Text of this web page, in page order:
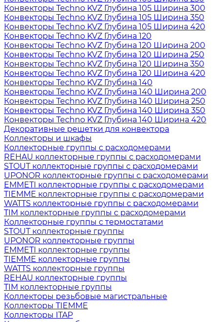
Конвекторы Techno KVZ Глубина 105 Ширина 300
Конвекторы Techno KVZ Глубина 105 Ширина 350
Конвекторы Techno KVZ Глубина 105 Ширина 420
Конвекторы Techno KVZ Глубина 120
Конвекторы Techno KVZ Глубина 120 Ширина 200
Конвекторы Techno KVZ Глубина 120 Ширина 250
Конвекторы Techno KVZ Глубина 120 Ширина 350
Конвекторы Techno KVZ Глубина 120 Ширина 420
Конвекторы Techno KVZ Глубина 140
Конвекторы Techno KVZ Глубина 140 Ширина 200
Конвекторы Techno KVZ Глубина 140 Ширина 250
Конвекторы Techno KVZ Глубина 140 Ширина 350
Конвекторы Techno KVZ Глубина 140 Ширина 420
Декоративные решетки для конвектора
Коллекторы и шкафы
Коллекторные группы с расходомерами
REHAU коллекторные группы с расходомерами
STOUT коллекторные группы с расходомерами
UPONOR коллекторные группы с расходомерами
EMMETI коллекторные группы с расходомерами
TIEMME коллекторные группы с расходомерами
WATTS коллекторные группы с расходомерами
TIM коллекторные группы с расходомерами
Коллекторные группы с термостатами
STOUT коллекторные группы
UPONOR коллекторные группы
EMMETI коллекторные группы
TIEMME коллекторные группы
WATTS коллекторные группы
REHAU коллекторные группы
TIM коллекторные группы
Коллекторы резьбовые магистральные
Коллекторы TIEMME
Коллекторы ITAP